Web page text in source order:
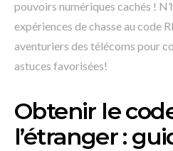
pouvoirs numériques cachés !
expériences de chasse au code
aventuriers des télécoms pour
astuces favorisées!
Obtenir le
l’étranger :